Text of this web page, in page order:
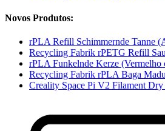
Novos Produtos:
rPLA Refill Schimmernde Tanne
Recycling Fabrik rPETG Refill
rPLA Funkelnde Kerze (Vermelho
Recycling Fabrik rPLA Baga
Creality Space Pi V2 Filament